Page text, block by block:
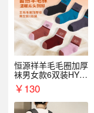
恒源祥羊毛毛圈加厚
袜男女款6双装HYX
068WZ
￥130